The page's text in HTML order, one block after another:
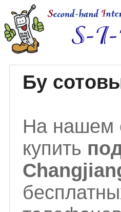
Бу
На нашем
купить